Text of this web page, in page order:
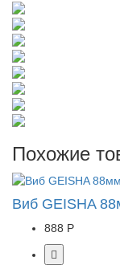
Похожие
Виб GEISHA
888 Р